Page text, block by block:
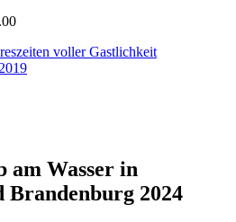
am Wasser in
2024